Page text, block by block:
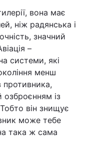
вона має
ніж радянська і
значний
–
системи, які
менш
противника,
із
він знищує
може тебе
така ж сама